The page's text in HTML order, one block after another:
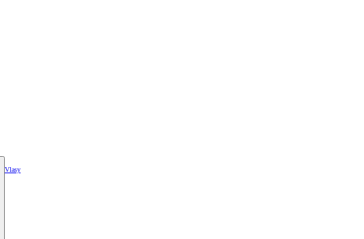
Vlasy